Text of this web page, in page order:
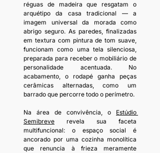
réguas de madeira que resgatam o
arquétipo da casa tradicional — a
imagem universal da morada como
abrigo seguro. As paredes, finalizadas
em textura com pintura de tom suave,
funcionam como uma tela silenciosa,
preparada para receber o mobiliário de
personalidade acentuada. No
acabamento, o rodapé ganha peças
cerâmicas alternadas, como um
barrado que percorre todo o perímetro.
Na área de convivência, o Estúdio
Semibreve revela sua faceta
multifuncional: o espaço social é
ancorado por uma cozinha monolítica
que renuncia à frieza meramente